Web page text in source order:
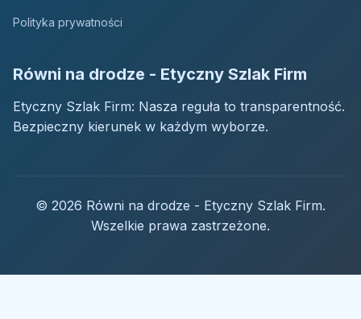
Polityka prywatności
Równi na drodze - Etyczny Szlak Firm
Etyczny Szlak Firm: Nasza reguła to transparentność.
Bezpieczny kierunek w każdym wyborze.
© 2026 Równi na drodze - Etyczny Szlak Firm.
Wszelkie prawa zastrzeżone.